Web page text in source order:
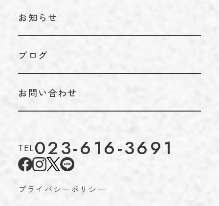
お知らせ
ブログ
お問い合わせ
TEL023-616-3691
プライバシーポリシー